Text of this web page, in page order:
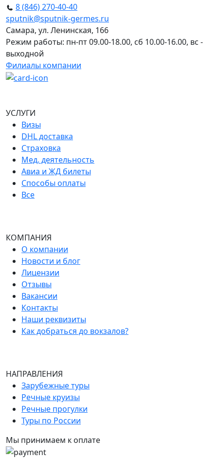
УСЛУГИ
Визы
DHL доставка
Страховка
Мед. деятельность
Авиа и ЖД билеты
Способы оплаты
Все
КОМПАНИЯ
О компании
Новости и блог
Лицензии
Отзывы
Вакансии
Контакты
Наши реквизиты
Как добраться до вокзалов?
НАПРАВЛЕНИЯ
Зарубежные туры
Речные круизы
Речные прогулки
Туры по России
Мы принимаем к оплате
8 (846) 270-40-40
sputnik@sputnik-germes.ru
Самара, ул. Ленинская, 166
Режим работы: пн-пт 09.00-18.00, сб 10.00-16.00, вс -
выходной
Филиалы компании